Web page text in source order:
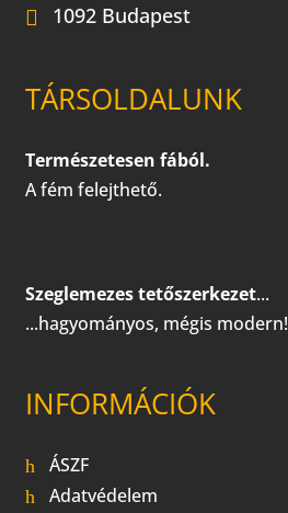
1092 Budapest
TÁRSOLDALUNK
Természetesen fából.
A fém felejthető.
Szeglemezes tetőszerkezet...
...hagyományos, mégis modern!
INFORMÁCIÓK
ÁSZF
Adatvédelem